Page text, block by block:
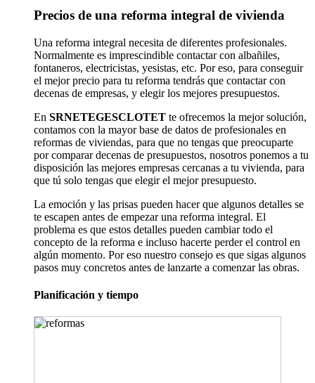
Precios de una reforma integral de vivienda
Una reforma integral necesita de diferentes profesionales.
Normalmente es imprescindible contactar con albañiles,
fontaneros, electricistas, yesistas, etc. Por eso, para conseguir
el mejor precio para tu reforma tendrás que contactar con
decenas de empresas, y elegir los mejores presupuestos.
En SRNETEGESCLOTET te ofrecemos la mejor solución,
contamos con la mayor base de datos de profesionales en
reformas de viviendas, para que no tengas que preocuparte
por comparar decenas de presupuestos, nosotros ponemos a tu
disposición las mejores empresas cercanas a tu vivienda, para
que tú solo tengas que elegir el mejor presupuesto.
La emoción y las prisas pueden hacer que algunos detalles se
te escapen antes de empezar una reforma integral. El
problema es que estos detalles pueden cambiar todo el
concepto de la reforma e incluso hacerte perder el control en
algún momento. Por eso nuestro consejo es que sigas algunos
pasos muy concretos antes de lanzarte a comenzar las obras.
Planificación y tiempo